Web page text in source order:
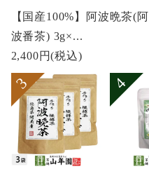
【国産100%】阿波晩茶(阿
波番茶) 3g×...
2,400円(税込)